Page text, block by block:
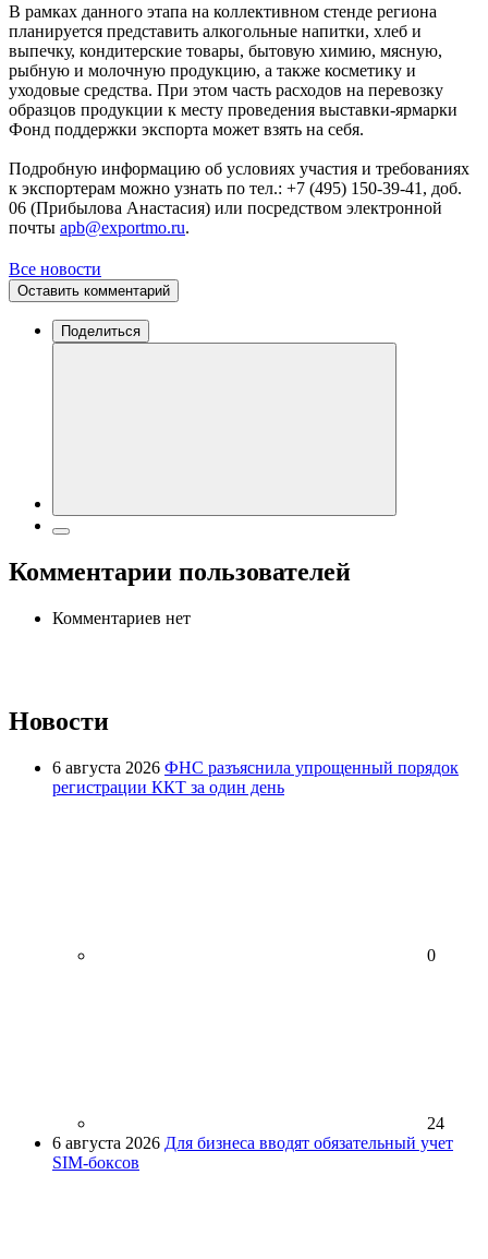
В рамках данного этапа на коллективном стенде региона
планируется представить алкогольные напитки, хлеб и
выпечку, кондитерские товары, бытовую химию, мясную,
рыбную и молочную продукцию, а также косметику и
уходовые средства. При этом часть расходов на перевозку
образцов продукции к месту проведения выставки-ярмарки
Фонд поддержки экспорта может взять на себя.
Подробную информацию об условиях участия и требованиях
к экспортерам можно узнать по тел.: +7 (495) 150-39-41, доб.
06 (Прибылова Анастасия) или посредством электронной
почты apb@exportmo.ru.
Все новости
Оставить комментарий
Поделиться
Комментарии пользователей
Комментариев нет
Новости
6 августа 2026 ФНС разъяснила упрощенный порядок
регистрации ККТ за один день
0
24
6 августа 2026 Для бизнеса вводят обязательный учет
SIM-боксов